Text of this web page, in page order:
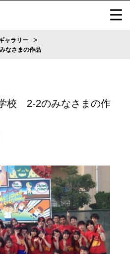
ャラリー >
なさまの作品
校 2-2のみなさまの作